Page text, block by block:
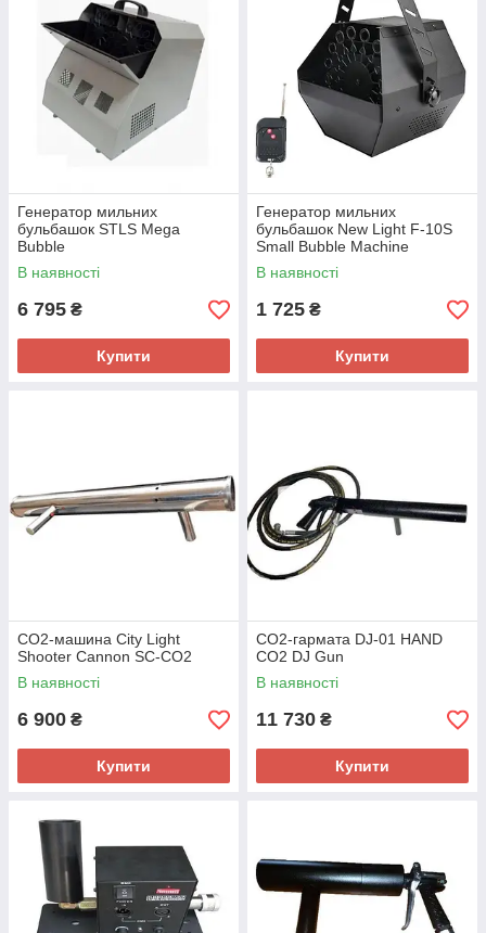
Генератор мильних
бульбашок STLS Mega
Bubble
В наявності
6 795 ₴
Купити
Генератор мильних
бульбашок New Light F-10S
Small Bubble Machine
В наявності
1 725 ₴
Купити
CO2-машина City Light
Shooter Cannon SC-CO2
В наявності
6 900 ₴
Купити
CO2-гармата DJ-01 HAND
CO2 DJ Gun
В наявності
11 730 ₴
Купити